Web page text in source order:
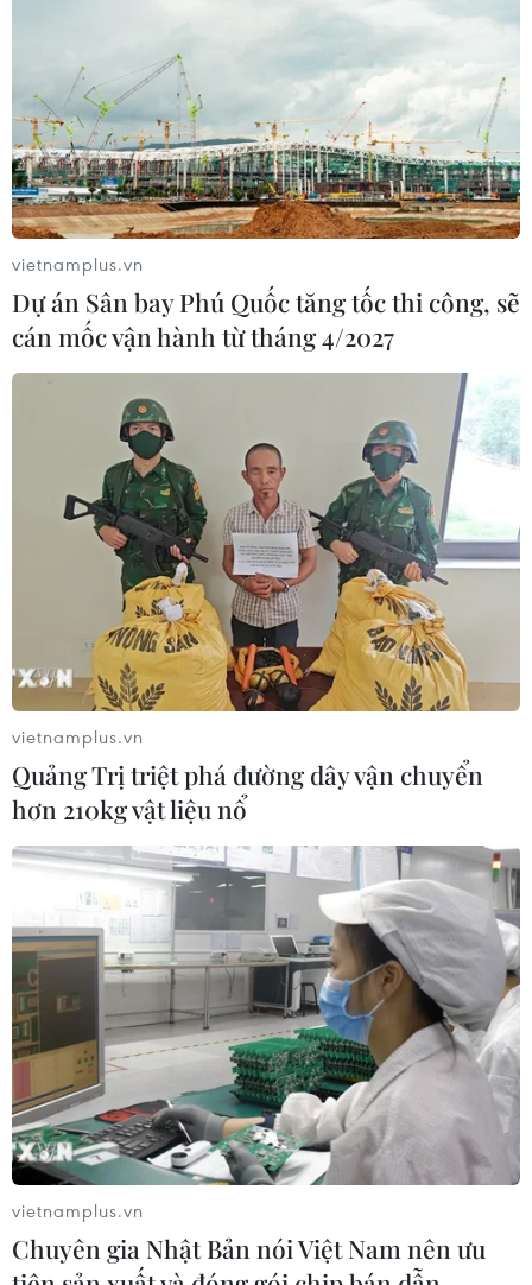
vietnamplus.vn
Dự án Sân bay Phú Quốc tăng tốc thi công, sẽ
cán mốc vận hành từ tháng 4/2027
vietnamplus.vn
Quảng Trị triệt phá đường dây vận chuyển
hơn 210kg vật liệu nổ
vietnamplus.vn
Chuyên gia Nhật Bản nói Việt Nam nên ưu